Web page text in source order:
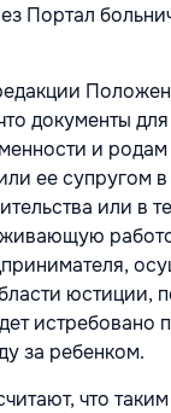
Портал
документы
и
ее супругом
или в
юстиции,
истребовано
за ребенком.
что